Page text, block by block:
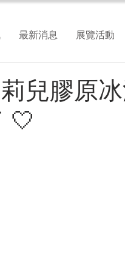
最新消息 展覽活動
莉兒膠原
🤍